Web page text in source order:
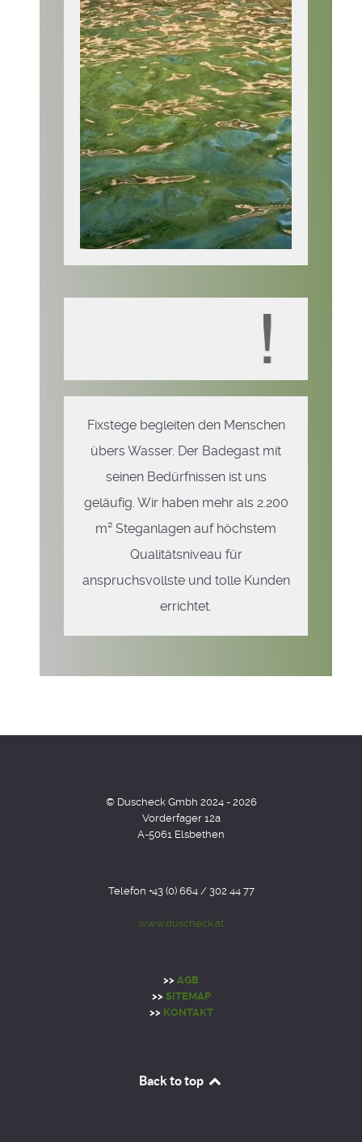
Fixstege begleiten den Menschen
übers Wasser. Der Badegast mit
seinen Bedürfnissen ist uns
geläufig. Wir haben mehr als 2.200
m² Steganlagen auf höchstem
Qualitätsniveau für
anspruchsvollste und tolle Kunden
errichtet.
© Duscheck Gmbh 2024 - 2026
Vorderfager 12a
A-5061 Elsbethen
Telefon +43 (0) 664 / 302 44 77
www.duscheck.at
>> AGB
>> SITEMAP
>> KONTAKT
Back to top